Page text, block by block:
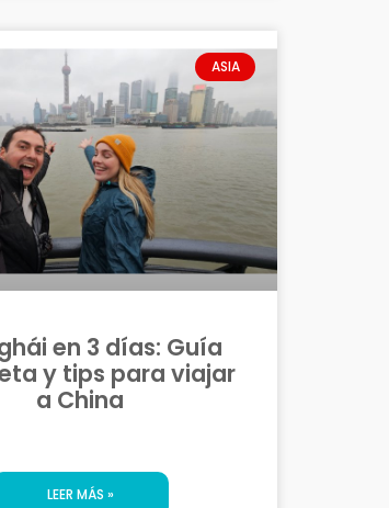
ASIA
en 3 días: Guía
y tips para viajar
a China
LEER MÁS »